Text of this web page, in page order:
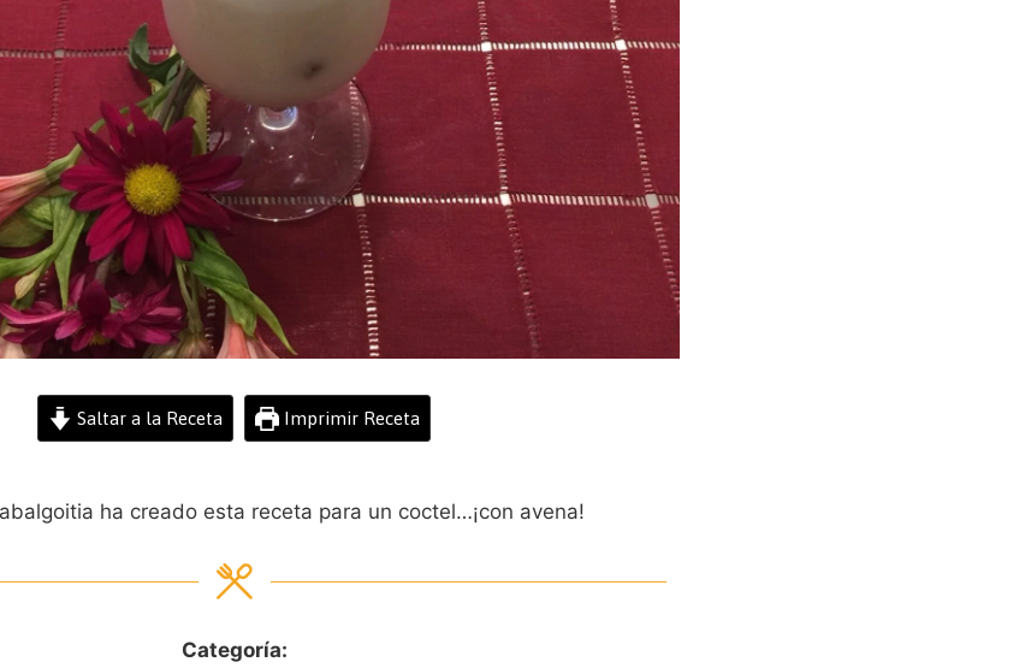
Saltar a la Receta Imprimir Receta
ha creado esta receta para un coctel…¡con avena!
Categoría: